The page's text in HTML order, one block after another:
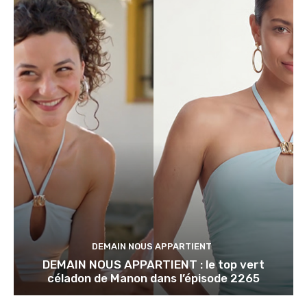
DEMAIN NOUS APPARTIENT
DEMAIN NOUS APPARTIENT : le top vert
céladon de Manon dans l’épisode 2265